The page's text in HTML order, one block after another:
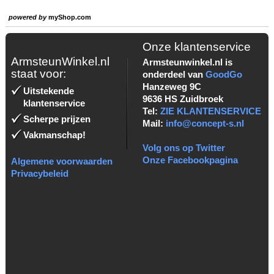
powered bymyShop.com
ArmsteunWinkel.nl
staat voor:
Uitstekende
klantenservice
Scherpe prijzen
Vakmanschap!
Algemene voorwaarden
Privacybeleid
Onze klantenservice
Armsteunwinkel.nl is
onderdeel van GoodGo
Hanzeweg 9C
9636 HS Zuidbroek
Tel: ZIE KLANTENSERVICE
Mail: info@concept-s.nl
Volg ons op Twitter
Onze Facebookpagina